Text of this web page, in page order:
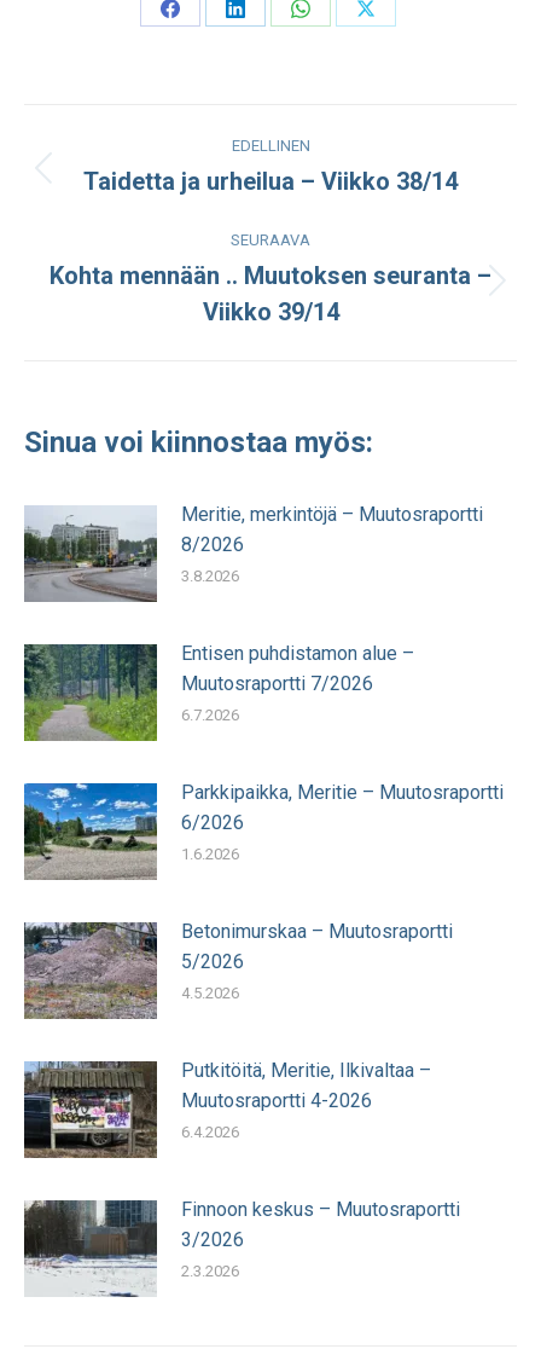
Share
Share
Share
Share
navigation
EDELLINEN
Edellinen
Taidetta ja urheilua – Viikko 38/14
SEURAAVA
julkaisu:
Kohta mennään .. Muutoksen seuranta –
Viikko 39/14
Sinua voi kiinnostaa myös:
Meritie, merkintöjä – Muutosraportti
8/2026
3.8.2026
Entisen puhdistamon alue –
Muutosraportti 7/2026
6.7.2026
Parkkipaikka, Meritie – Muutosraportti
6/2026
1.6.2026
Betonimurskaa – Muutosraportti
5/2026
4.5.2026
Putkitöitä, Meritie, Ilkivaltaa –
Muutosraportti 4-2026
6.4.2026
Finnoon keskus – Muutosraportti
3/2026
2.3.2026